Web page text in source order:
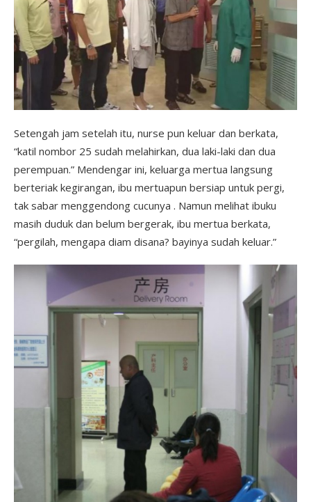
Setengah jam setelah itu, nurse pun keluar dan berkata,
“katil nombor 25 sudah melahirkan, dua laki-laki dan dua
perempuan.” Mendengar ini, keluarga mertua langsung
berteriak kegirangan, ibu mertuapun bersiap untuk pergi,
tak sabar menggendong cucunya . Namun melihat ibuku
masih duduk dan belum bergerak, ibu mertua berkata,
“pergilah, mengapa diam disana? bayinya sudah keluar.”